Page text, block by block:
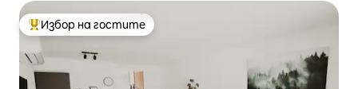
Най-популярен избор на гостите
Избор на гостите